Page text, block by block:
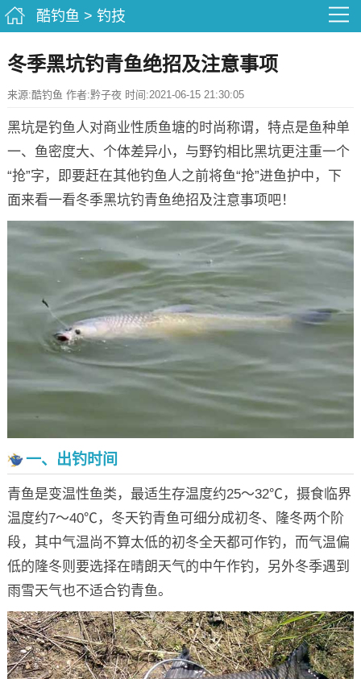
酷钓鱼 > 钓技
冬季黑坑钓青鱼绝招及注意事项
来源:酷钓鱼 作者:黔子夜 时间:2021-06-15 21:30:05
黑坑是钓鱼人对商业性质鱼塘的时尚称谓，特点是鱼种单
一、鱼密度大、个体差异小，与野钓相比黑坑更注重一个
“抢”字，即要赶在其他钓鱼人之前将鱼“抢”进鱼护中，下
面来看一看冬季黑坑钓青鱼绝招及注意事项吧！
一、出钓时间
青鱼是变温性鱼类，最适生存温度约25～32℃，摄食临界
温度约7～40℃，冬天钓青鱼可细分成初冬、隆冬两个阶
段，其中气温尚不算太低的初冬全天都可作钓，而气温偏
低的隆冬则要选择在晴朗天气的中午作钓，另外冬季遇到
雨雪天气也不适合钓青鱼。